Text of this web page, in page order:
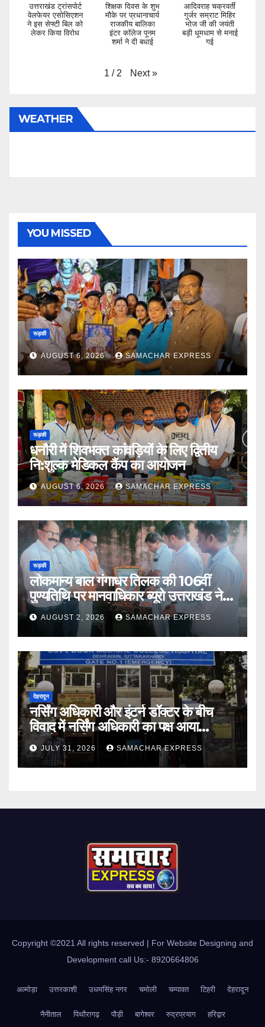
उत्तराखंड ट्रांसपोर्ट
वेलफेयर एसोसिएशन
ने इस सेफ्टी बिल को
लेकर किया विरोध
शिक्षक दिवस के शुभ
मौके पर प्रधानाचार्य
राजकीय बालिका
इंटर कॉलेज पूनम
शर्मा ने दी बधाई
आदिवराह चक्रवर्ती
गुर्जर सम्राट मिहिर
भोज जी की जयंती
बड़ी धूमधाम से मनाई
गई
1 / 2 Next »
WEATHER
YOU MISSED
रूड़की
AUGUST 6, 2026 SAMACHAR EXPRESS
रूड़की
धनौरी में शिवभक्त कांवड़ियों के लिए द्वितीय
नि:शुल्क मेडिकल कैंप का आयोजन
AUGUST 6, 2026 SAMACHAR EXPRESS
रूड़की
लोकमान्य बाल गंगाधर तिलक की 106वीं
पुण्यतिथि पर मानवाधिकार ब्यूरो उत्तराखंड ने दी
भावभीनी श्रद्धांजलि
AUGUST 2, 2026 SAMACHAR EXPRESS
देहरादून
नर्सिंग अधिकारी और इंटर्न डॉक्टर के बीच
विवाद में नर्सिंग अधिकारी का पक्ष आया
सामने,करी निष्पक्ष जांच की मांग
JULY 31, 2026 SAMACHAR EXPRESS
Copyright ©2021 All rights reserved | For Website Designing and
Development call Us:- 8920664806
अल्मोड़ा उत्तरकाशी उधमसिंह नगर चमोली चम्पावत टिहरी देहरादून
नैनीताल पिथौरागढ़ पौड़ी बागेश्वर रुद्रप्रयाग हरिद्वार